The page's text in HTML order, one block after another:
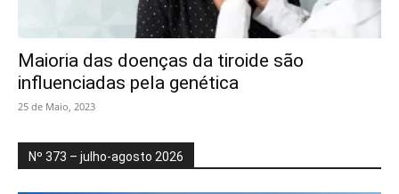
Maioria das doenças da tiroide são
influenciadas pela genética
25 de Maio, 2023
Nº 373 – julho-agosto 2026